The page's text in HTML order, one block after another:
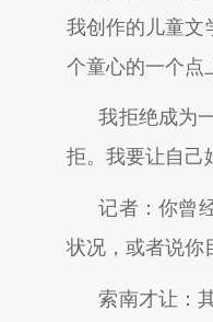
我创作的儿童文
个童心的一个点
我拒绝成为
拒。我要让自己
记者：你曾
状况，或者说你
索南才让：